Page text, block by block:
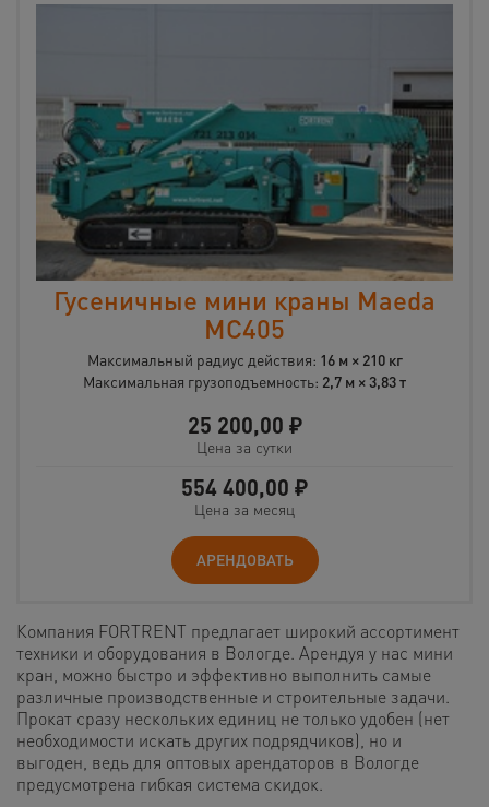
Гусеничные мини краны Maeda
MC405
Максимальный радиус действия: 16 м × 210 кг
Максимальная грузоподъемность: 2,7 м × 3,83 т
25 200,00 ₽
Цена за сутки
554 400,00 ₽
Цена за месяц
АРЕНДОВАТЬ
Компания FORTRENT предлагает широкий ассортимент
техники и оборудования в Вологде. Арендуя у нас мини
кран, можно быстро и эффективно выполнить самые
различные производственные и строительные задачи.
Прокат сразу нескольких единиц не только удобен (нет
необходимости искать других подрядчиков), но и
выгоден, ведь для оптовых арендаторов в Вологде
предусмотрена гибкая система скидок.